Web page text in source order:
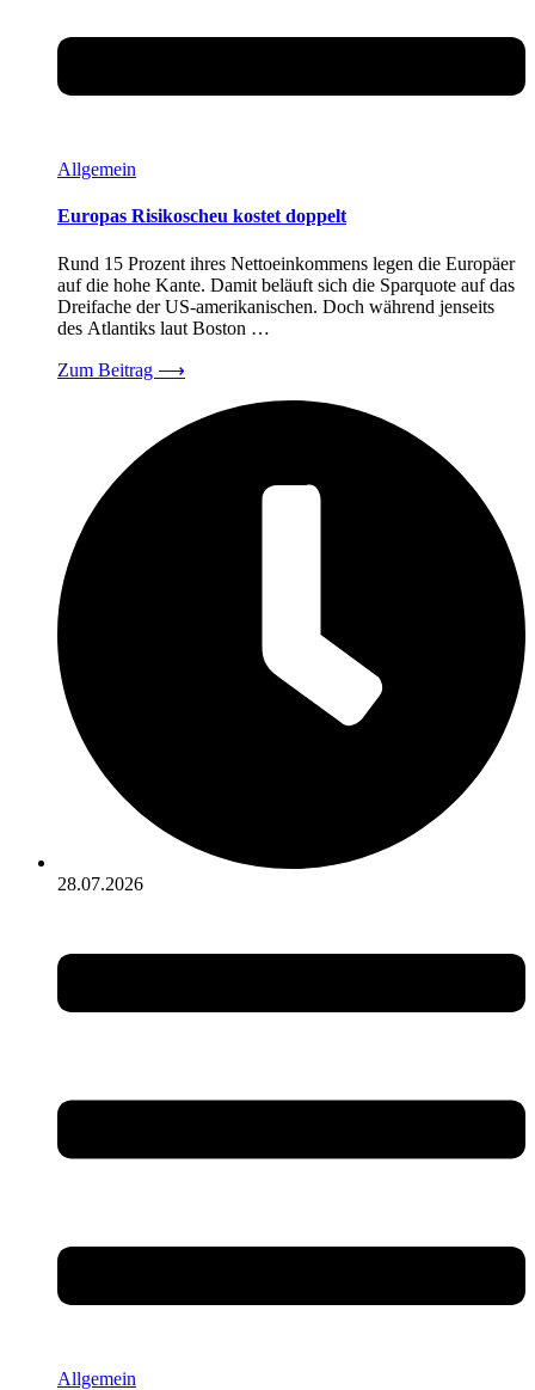
Allgemein
Europas Risikoscheu kostet doppelt
Rund 15 Prozent ihres Nettoeinkommens legen die Europäer
auf die hohe Kante. Damit beläuft sich die Sparquote auf das
Dreifache der US-amerikanischen. Doch während jenseits
des Atlantiks laut Boston …
Zum Beitrag ⟶
28.07.2026
Allgemein